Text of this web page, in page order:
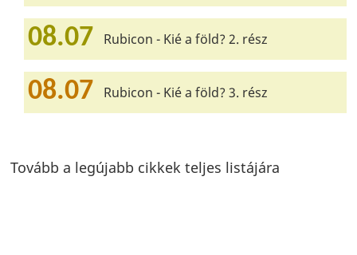
08.07 Rubicon - Kié a föld? 2. rész
08.07 Rubicon - Kié a föld? 3. rész
Tovább a legújabb cikkek teljes listájára